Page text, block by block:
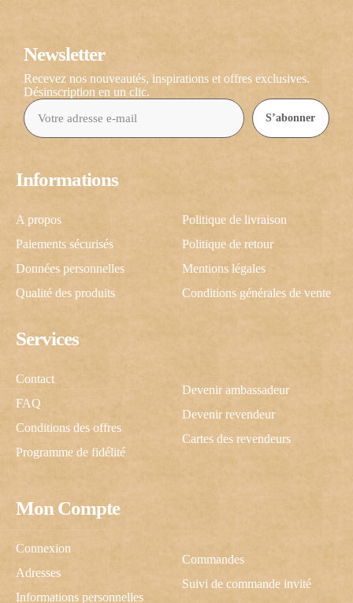
Mon Compte
Connexion
Adresses
Informations personnelles
Commandes
Suivi de commande invité
Services
Contact
FAQ
Conditions des offres
Programme de fidélité
Devenir ambassadeur
Devenir revendeur
Cartes des revendeurs
Informations
A propos
Paiements sécurisés
Données personnelles
Qualité des produits
Politique de livraison
Politique de retour
Mentions légales
Conditions générales de vente
Newsletter
Recevez nos nouveautés, inspirations et offres exclusives.
Désinscription en un clic.
S’abonner